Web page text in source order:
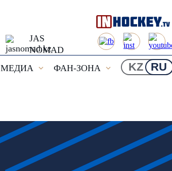
JAS
NOMAD
МЕДИА ФАН-ЗОНА KZ RU